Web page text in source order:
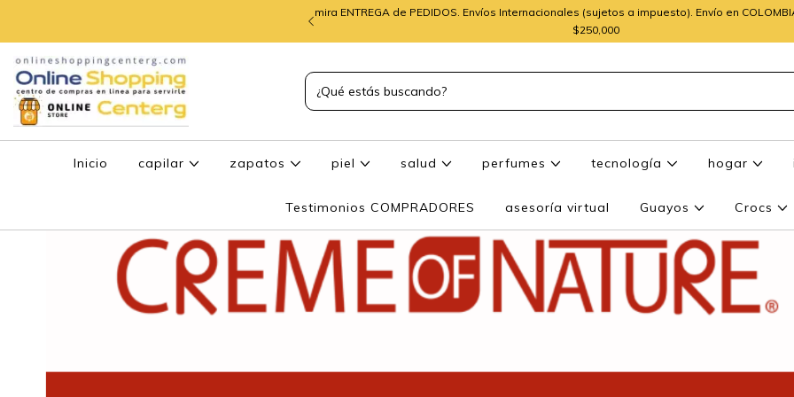
mira ENTREGA de PEDIDOS. Envíos Internacionales (sujetos a impuesto). Envío en
$250,000
Inicio capilar zapatos piel salud perfumes tecnología hogar
Testimonios COMPRADORES asesoría virtual Guayos Crocs